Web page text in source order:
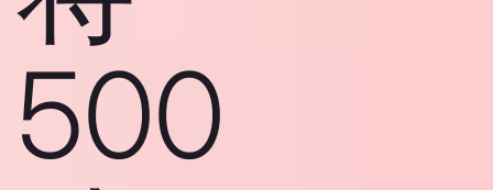
500